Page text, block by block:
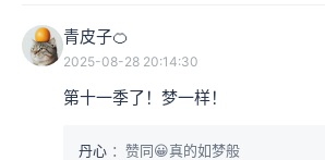
青皮子🍊
2025-08-28 20:14:30
第十一季了！梦一样！
丹心 ：赞同😀真的如梦般